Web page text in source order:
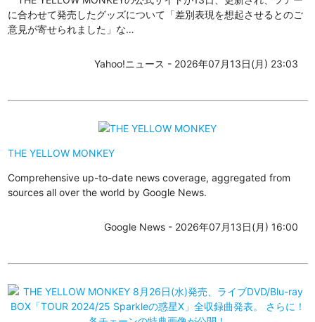
に合わせて発売したグッズについて「差別表現を想起させるとのご
意見が寄せられました」な…
Yahoo!ニュース - 2026年07月13日(月) 23:03
THE YELLOW MONKEY
Comprehensive up-to-date news coverage, aggregated from
sources all over the world by Google News.
Google News - 2026年07月13日(月) 16:00